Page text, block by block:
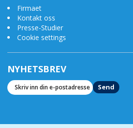
Firmaet
Kontakt oss
Presse-Studier
Cookie settings
NYHETSBREV
Send